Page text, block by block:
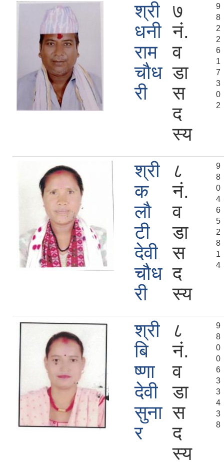
श्री
धनी
राम
चौध
री
७
नं.
व
डा
स
द
स्य
9
8
2
2
6
1
7
3
0
2
श्री
क
लौ
टी
देवी
चौध
री
८
नं.
व
डा
स
द
स्य
9
8
0
4
6
5
2
8
1
4
श्री
बि
ष्णा
देवी
सुना
र
८
नं.
व
डा
स
द
स्य
9
8
0
0
6
3
3
4
3
8